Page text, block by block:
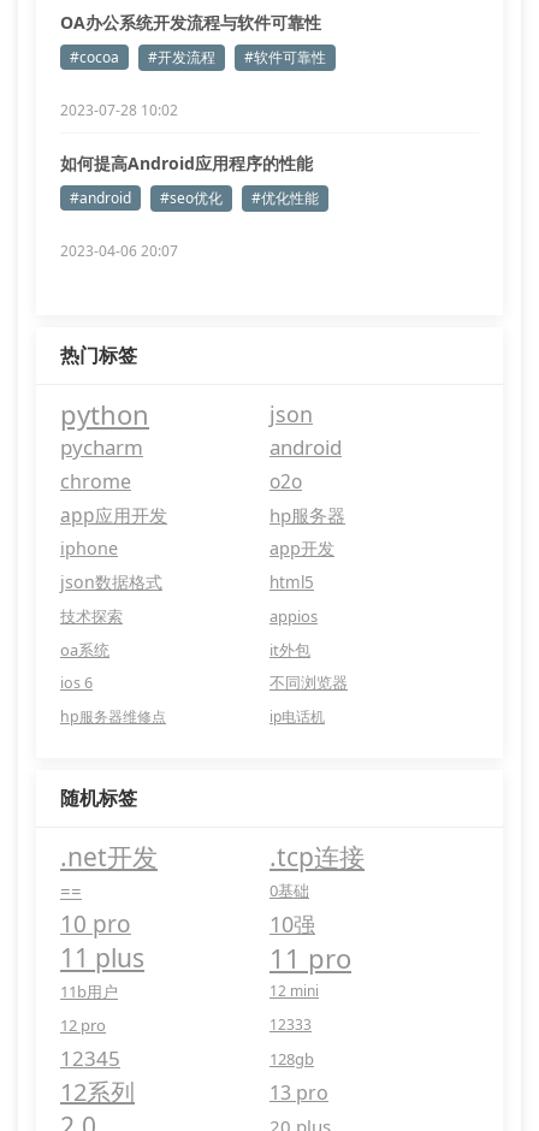
OA办公系统开发流程与软件可靠性
#cocoa #开发流程 #软件可靠性
2023-07-28 10:02
如何提高Android应用程序的性能
#android #seo优化 #优化性能
2023-04-06 20:07
热门标签
python json
pycharm android
chrome
o2o
app应用开发
hp服务器
iphone
app开发
json数据格式
html5
技术探索
appios
oa系统
it外包
ios 6
不同浏览器
hp服务器维修点
ip电话机
随机标签
.net开发 .tcp连接
== 0基础
10 pro 10强
11 plus 11 pro
11b用户 12 mini
12 pro 12333
12345 128gb
12系列 13 pro
20 plus